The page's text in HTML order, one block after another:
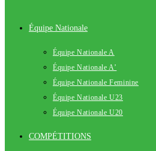
Équipe Nationale
Équipe Nationale A
Équipe Nationale A’
Équipe Nationale Feminine
Équipe Nationale U23
Équipe Nationale U20
COMPÉTITIONS